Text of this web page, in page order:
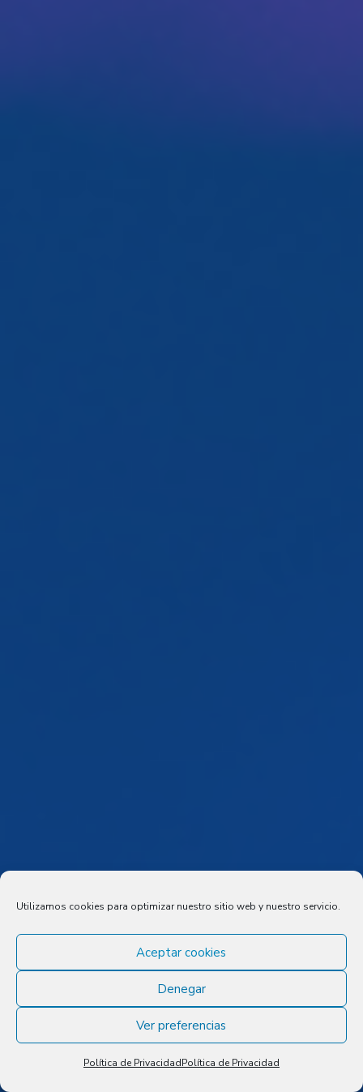
Utilizamos cookies para optimizar nuestro sitio web y nuestro servicio.
Aceptar cookies
Denegar
Ver preferencias
Política de PrivacidadPolítica de Privacidad